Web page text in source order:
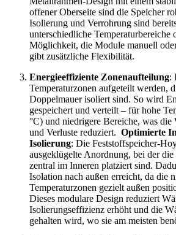
offener Oberseite sind die Speicher
Isolierung und Verrohrung sind
unterschiedliche Temperaturbereiche
Möglichkeit, die Module manuell
gibt zusätzliche Flexibilität.
Energieeffiziente Zonenaufteilung:
Temperaturzonen aufgeteilt werden,
Doppelmauer isoliert sind. So wird
gespeichert und verteilt – für hohe
°C) und niedrigere Bereiche, was die
und Verluste reduziert. Optimierte
Isolierung: Die Feststoffspeicher-
ausgeklügelte Anordnung, bei der die
zentral im Inneren platziert sind.
Isolation nach außen erreicht, da die
Temperaturzonen gezielt außen
Dieses modulare Design reduziert
Isolierungseffizienz erhöht und die
gehalten wird, wo sie am meisten